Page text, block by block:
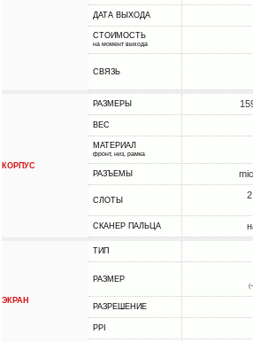
ДАТА ВЫХОДА
СТОИМОСТЬ
на момент выхода
СВЯЗЬ
КОРПУС
РАЗМЕРЫ
ВЕС
МАТЕРИАЛ
фронт, низ, рамка
РАЗЪЕМЫ
СЛОТЫ
СКАНЕР ПАЛЬЦА
ЭКРАН
ТИП
РАЗМЕР
РАЗРЕШЕНИЕ
PPI